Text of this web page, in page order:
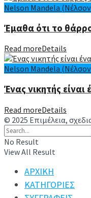
Nelson Mandela
Έμαθα ότι το
Read moreDetails
Nelson Mandela
Ένας νικητής
Read moreDetails
© 2025 Επιμέλεια,
No Result
View All Result
ΑΡΧΙΚΗ
ΚΑΤΗΓΟΡΙΕΣ